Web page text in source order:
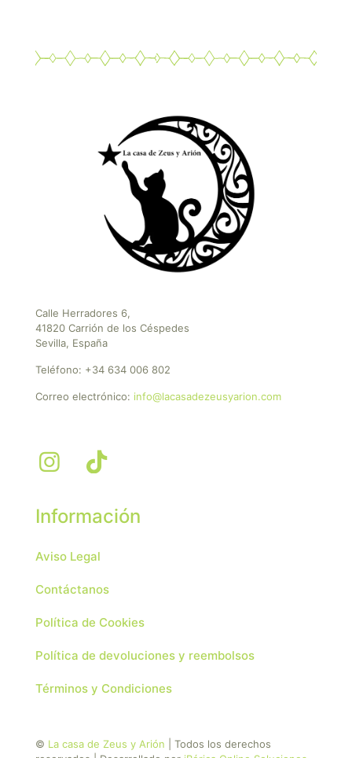
Calle Herradores 6,
41820 Carrión de los Céspedes
Sevilla, España
Teléfono: +34 634 006 802
Correo electrónico: info@lacasadezeusyarion.com
Información
Aviso Legal
Contáctanos
Política de Cookies
Política de devoluciones y reembolsos
Términos y Condiciones
© La casa de Zeus y Arión | Todos los derechos